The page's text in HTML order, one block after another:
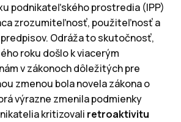
podnikateľského prostredia (IPP)
zrozumiteľnosť, použiteľnosť a
Odráža to skutočnosť,
roku došlo k viacerým
v zákonoch dôležitých pre
zmenou bola novela zákona o
výrazne zmenila podmienky
kritizovali retroaktivitu